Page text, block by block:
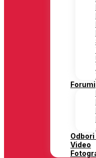
Forumi
Video